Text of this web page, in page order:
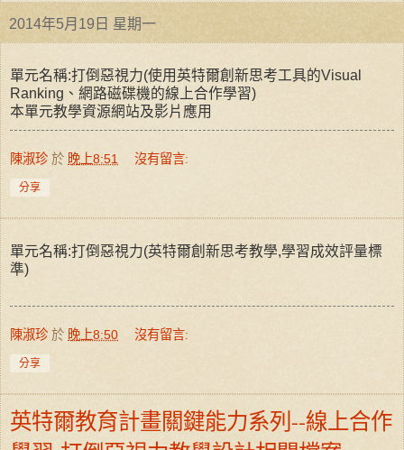
2014年5月19日 星期一
單元名稱:打倒惡視力(使用英特爾創新思考工具的Visual
Ranking、網路磁碟機的線上合作學習)
本單元教學資源網站及影片應用
陳淑珍 於 晚上8:51 沒有留言:
分享
單元名稱:打倒惡視力(英特爾創新思考教學,學習成效評量標
準)
陳淑珍 於 晚上8:50 沒有留言:
分享
英特爾教育計畫關鍵能力系列--線上合作